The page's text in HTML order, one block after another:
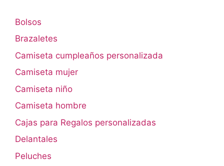
Bolsos
Brazaletes
Camiseta cumpleaños personalizada
Camiseta mujer
Camiseta niño
Camiseta hombre
Cajas para Regalos personalizadas
Delantales
Peluches